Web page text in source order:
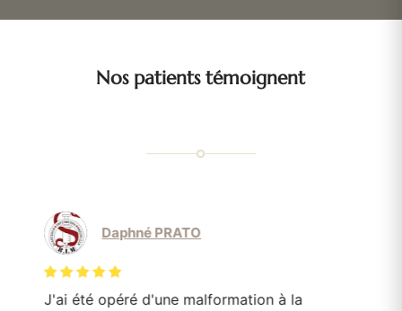
Nos patients témoignent
Daphné PRATO
J'ai été opéré d'une malformation à la